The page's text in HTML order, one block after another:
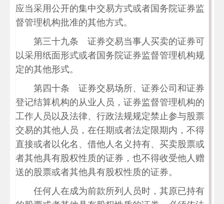
应当采用公开的集中交易方式或者国务院证券监
督管理机构批准的其他方式。
第三十九条 证券交易当事人买卖的证券可
以采用纸面形式或者国务院证券监督管理机构规
定的其他形式。
第四十条 证券交易场所、证券公司和证券
登记结算机构的从业人员，证券监督管理机构的
工作人员以及法律、行政法规规定禁止参与股票
交易的其他人员，在任期或者法定限期内，不得
直接或者以化名、借他人名义持有、买卖股票或
者其他具有股权性质的证券，也不得收受他人赠
送的股票或者其他具有股权性质的证券。
任何人在成为前款所列人员时，其原已持有